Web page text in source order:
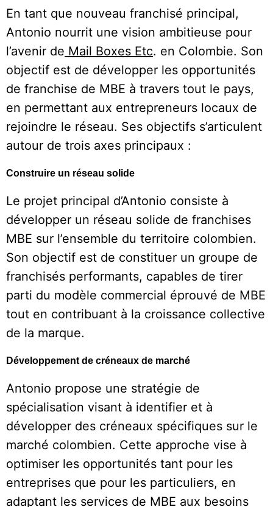
En tant que nouveau franchisé principal,
Antonio nourrit une vision ambitieuse pour
l’avenir de Mail Boxes Etc. en Colombie. Son
objectif est de développer les opportunités
de franchise de MBE à travers tout le pays,
en permettant aux entrepreneurs locaux de
rejoindre le réseau. Ses objectifs s’articulent
autour de trois axes principaux :
Construire un réseau solide
Le projet principal d’Antonio consiste à
développer un réseau solide de franchises
MBE sur l’ensemble du territoire colombien.
Son objectif est de constituer un groupe de
franchisés performants, capables de tirer
parti du modèle commercial éprouvé de MBE
tout en contribuant à la croissance collective
de la marque.
Développement de créneaux de marché
Antonio propose une stratégie de
spécialisation visant à identifier et à
développer des créneaux spécifiques sur le
marché colombien. Cette approche vise à
optimiser les opportunités tant pour les
entreprises que pour les particuliers, en
adaptant les services de MBE aux besoins